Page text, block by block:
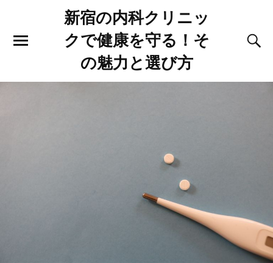
新宿の内科クリニッ
クで健康を守る！そ
の魅力と選び方